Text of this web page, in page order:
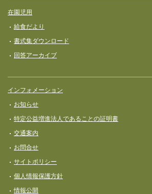
在園児用
給食だより
書式集ダウンロード
回答アーカイブ
インフォメーション
お知らせ
特定公益増進法人であることの証明書
交通案内
お問合せ
サイトポリシー
個人情報保護方針
情報公開